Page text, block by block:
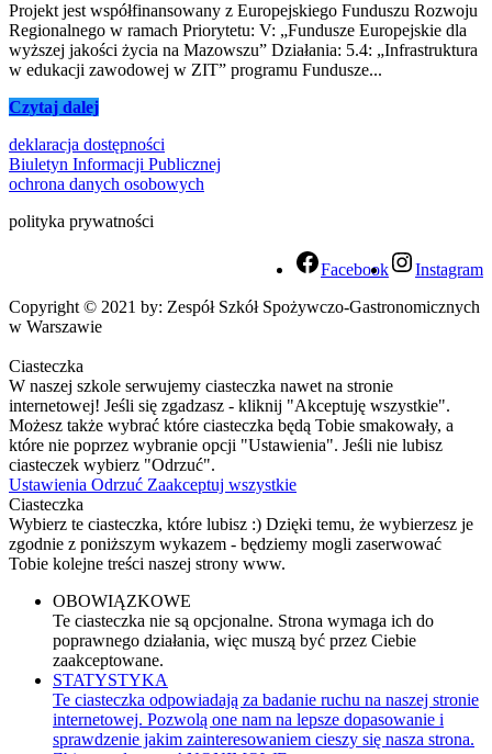
Projekt jest współfinansowany z Europejskiego Funduszu Rozwoju
Regionalnego w ramach Priorytetu: V: „Fundusze Europejskie dla
wyższej jakości życia na Mazowszu” Działania: 5.4: „Infrastruktura
w edukacji zawodowej w ZIT” programu Fundusze...
Czytaj dalej
deklaracja dostępności
Biuletyn Informacji Publicznej
ochrona danych osobowych
polityka prywatności
Facebook
Instagram
Copyright © 2021 by: Zespół Szkół Spożywczo-Gastronomicznych
w Warszawie
Ciasteczka
W naszej szkole serwujemy ciasteczka nawet na stronie
internetowej! Jeśli się zgadzasz - kliknij "Akceptuję wszystkie".
Możesz także wybrać które ciasteczka będą Tobie smakowały, a
które nie poprzez wybranie opcji "Ustawienia". Jeśli nie lubisz
ciasteczek wybierz "Odrzuć".
Ustawienia Odrzuć Zaakceptuj wszystkie
Ciasteczka
Wybierz te ciasteczka, które lubisz :) Dzięki temu, że wybierzesz je
zgodnie z poniższym wykazem - będziemy mogli zaserwować
Tobie kolejne treści naszej strony www.
OBOWIĄZKOWE
Te ciasteczka nie są opcjonalne. Strona wymaga ich do
poprawnego działania, więc muszą być przez Ciebie
zaakceptowane.
STATYSTYKA
Te ciasteczka odpowiadają za badanie ruchu na naszej stronie
internetowej. Pozwolą one nam na lepsze dopasowanie i
sprawdzenie jakim zainteresowaniem cieszy się nasza strona.